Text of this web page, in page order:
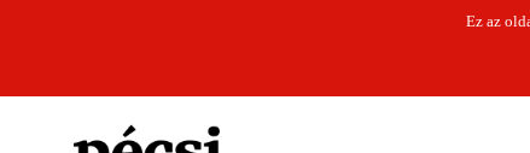
Ez az